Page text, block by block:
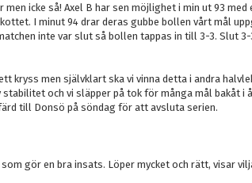
men icke så! Axel B har sen möjlighet i min ut 93
I minut 94 drar deras gubbe bollen vårt mål
inte var slut så bollen tappas in till 3-3. Slut
kryss men självklart ska vi vinna detta i andra
och vi släpper på tok för många mål bakåt i
till Donsö på söndag för att avsluta serien.
gör en bra insats. Löper mycket och rätt, visar